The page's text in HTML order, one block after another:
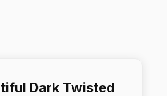
Dark Twisted